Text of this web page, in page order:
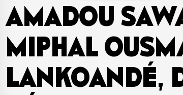
AMADOU
MIPHAL
LANKOANDÉ,